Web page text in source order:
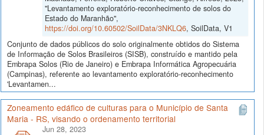
"Levantamento exploratório-reconhecimento de solos do
Estado do Maranhão",
https://doi.org/10.60502/SoilData/3NKLQ6, SoilData, V1
Conjunto de dados públicos do solo originalmente obtidos do Sistema
de Informação de Solos Brasileiros (SISB), construído e mantido pela
Embrapa Solos (Rio de Janeiro) e Embrapa Informática Agropecuária
(Campinas), referente ao levantamento exploratório-reconhecimento
'Levantamen...
Zoneamento edáfico de culturas para o Município de Santa
Maria - RS, visando o ordenamento territorial
Jun 28, 2023